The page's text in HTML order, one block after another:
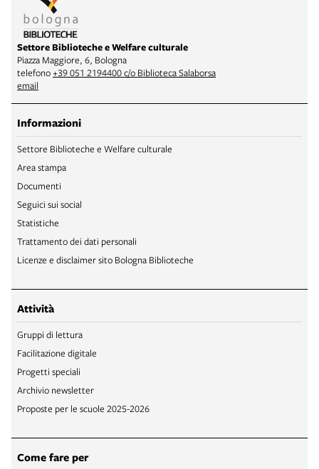
Settore Biblioteche e Welfare culturale
Piazza Maggiore, 6, Bologna
telefono+39 051 2194400 c/o Biblioteca Salaborsa
email
Informazioni
Settore Biblioteche e Welfare culturale
Area stampa
Documenti
Seguici sui social
Statistiche
Trattamento dei dati personali
Licenze e disclaimer sito Bologna Biblioteche
Attività
Gruppi di lettura
Facilitazione digitale
Progetti speciali
Archivio newsletter
Proposte per le scuole 2025-2026
Come fare per